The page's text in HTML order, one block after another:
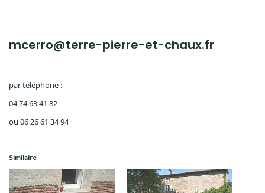
mcerro@terre-pierre-et-chaux.fr
par téléphone :
04 74 63 41 82
ou 06 26 61 34 94
Similaire